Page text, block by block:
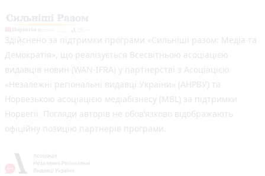
Здійснено за підтримки програми «Сильніші разом: Медіа та
Демократія», що реалізується Всесвітньою асоціацією
видавців новин (WAN-IFRA) у партнерстві з Асоціацією
«Незалежні регіональні видавці України» (АНРВУ) та
Норвезькою асоціацією медіабізнесу (MBL) за підтримки
Норвегії. Погляди авторів не обов’язково відображають
офіційну позицію партнерів програми.